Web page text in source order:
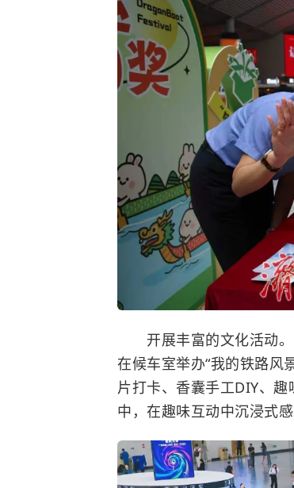
开展丰富的文化活动。
在候车室举办“我的铁路风
片打卡、香囊手工DIY、
中，在趣味互动中沉浸式